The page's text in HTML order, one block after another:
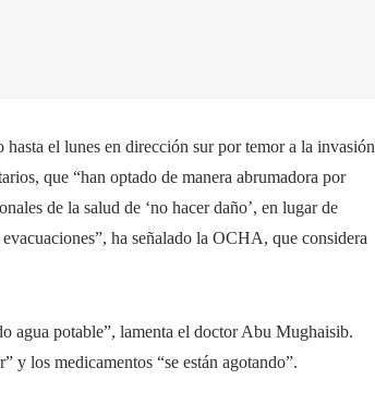
el lunes en dirección sur por temor a la invasión
que “han optado de manera abrumadora por
de la salud de ‘no hacer daño’, en lugar de
ha señalado la OCHA, que considera
agua potable”, lamenta el doctor Abu Mughaisib.
y los medicamentos “se están agotando”.